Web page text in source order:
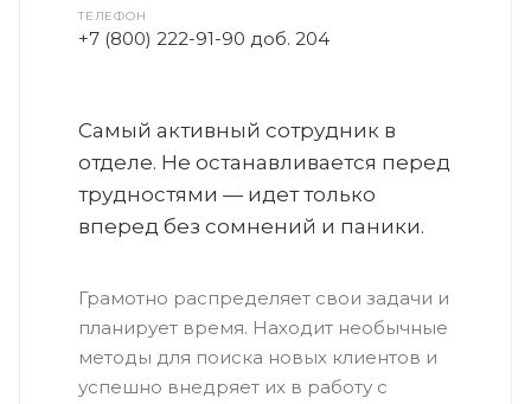
ТЕЛЕФОН
+7 (800) 222-91-90 доб. 204
Самый активный сотрудник в
отделе. Не останавливается перед
трудностями — идет только
вперед без сомнений и паники.
Грамотно распределяет свои задачи и
планирует время. Находит необычные
методы для поиска новых клиентов и
успешно внедряет их в работу с